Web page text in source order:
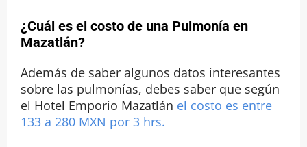
¿Cuál es el costo de una Pulmonía en
Mazatlán?
Además de saber algunos datos interesantes
sobre las pulmonías, debes saber que según
el Hotel Emporio Mazatlán el costo es entre
133 a 280 MXN por 3 hrs.